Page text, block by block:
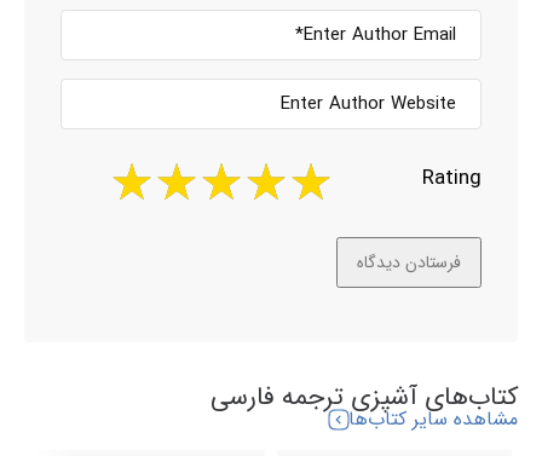
Rating
کتاب‌های آشپزی ترجمه فارسی
مشاهده سایر کتاب‌ها